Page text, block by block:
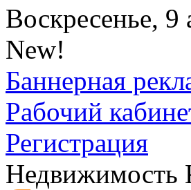
Воскресенье, 9
New!
Баннерная
Рабочий
Регистрация
Недвижимость